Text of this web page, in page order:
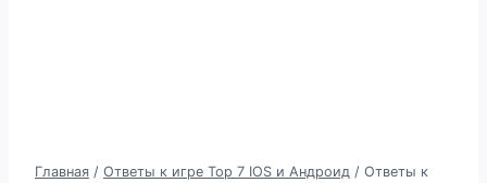
Главная / Ответы к игре Top 7 IOS и Андроид / Ответы к